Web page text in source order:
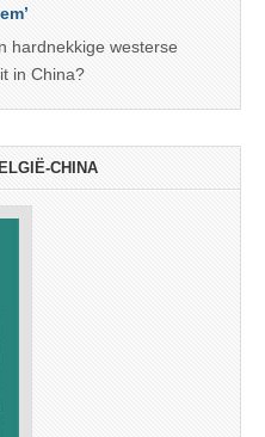
hardnekkige westerse
in China?
CHINA